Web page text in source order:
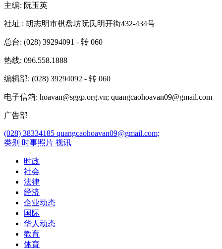
主编: 阮玉英
社址 : 胡志明市棋盘坊阮氏明开街432-434号
总台: (028) 39294091 - 转 060
热线: 096.558.1888
编辑部: (028) 39294092 - 转 060
电子信箱: hoavan@sggp.org.vn; quangcaohoavan09@gmail.com
广告部
(028) 38334185 quangcaohoavan09@gmail.com;
类别 时事照片 视讯
时政
社会
法律
经济
企业动态
国际
华人动态
教育
体育